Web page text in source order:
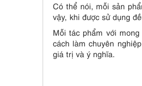
Có thể nói, mỗi sản
vậy, khi được sử dụng
Mỗi tác phẩm với
cách làm chuyên
giá trị và ý nghĩa.